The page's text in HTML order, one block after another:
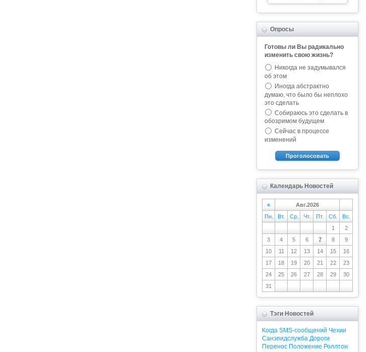
Опросы
Готовы ли Вы радикально
изменить свою жизнь?
Никогда не задумывался
об этом
Иногда абстрактно
думаю, что было бы неплохо
это сделать
Собираюсь это сделать в
обозримом будущем
Сейчас в процессе
изменений
Проголосовать
Календарь Новостей
«
Авг.2026
Пн.
Вт. Ср. Чт. Пт. Сб.
Вс.
1
2
3
4 5 6 7 8
9
10
11 12 13 14 15
16
17
18 19 20 21 22
23
24
25 26 27 28 29
30
31
Тэги Новостей
Когда SMS-сообщений Чехии
Санэпидслужба Дороги
Перенос Положение Роллтон